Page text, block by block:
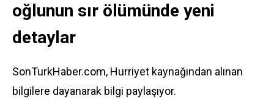
oğlunun sır ölümünde yeni
detaylar
SonTurkHaber.com, Hurriyet kaynağından alınan
bilgilere dayanarak bilgi paylaşıyor.